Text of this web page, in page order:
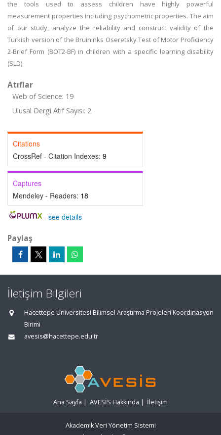
the tools used to assess children have highly powerful
measurement properties including psychometric properties. The aim
of our study, analyze the reliability and construct validity of the
Turkish version of the Bruininks Oseretsky Test of Motor Proficiency
2-Brief Form (BOT2-BF) in children with a specific learning disability
(SLD).
Atıflar
Web of Science: 19
Ulusal Dergi Atıf Sayısı: 2
Citations
CrossRef - Citation Indexes: 9
Captures
Mendeley - Readers: 18
- see details
Paylaş
İletişim Bilgileri
Hacettepe Üniversitesi Bilimsel Araştırma Projeleri Koordinasyon
Birimi
avesis@hacettepe.edu.tr
Ana Sayfa | AVESİS Hakkında | İletişim
Akademik Veri Yönetim Sistemi